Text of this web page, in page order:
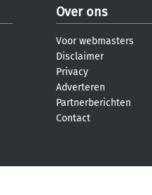
Over ons
Voor webmasters
Disclaimer
Privacy
Adverteren
Partnerberichten
Contact